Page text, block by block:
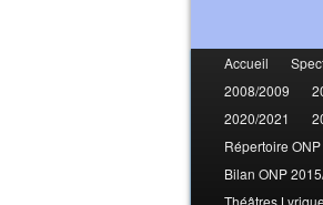
Accueil
2008/2009
2020/2021
Répertoire
Bilan ONP
Théâtres